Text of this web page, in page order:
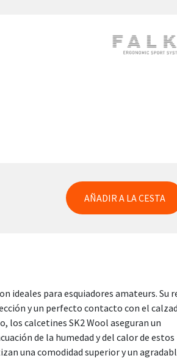
AÑADIR A LA CESTA
ideales para esquiadores amateurs. Su
y un perfecto contacto con el
los calcetines SK2 Wool aseguran un
de la humedad y del calor de estos
una comodidad superior y un